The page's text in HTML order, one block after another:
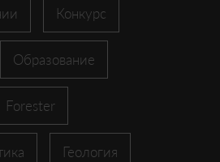
Конкурс
Образование
Forester
Геология